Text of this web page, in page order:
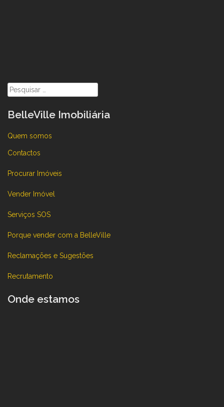
Pesquisar
por:
BelleVille Imobiliária
Quem somos
Contactos
Procurar Imóveis
Vender Imóvel
Serviços SOS
Porque vender com a BelleVille
Reclamações e Sugestões
Recrutamento
Onde estamos